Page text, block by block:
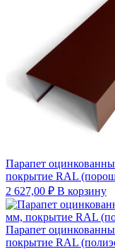
Парапет
покрытие RAL
2 627,00 ₽ В корзину
Парапет
покрытие RAL